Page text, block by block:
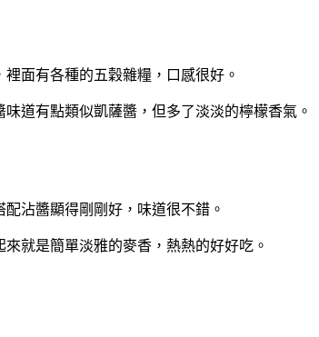
面有各種的五穀雜糧，口感很好。
道有點類似凱薩醬，但多了淡淡的檸檬香氣。
沾醬顯得剛剛好，味道很不錯。
就是簡單淡雅的麥香，熱熱的好好吃。